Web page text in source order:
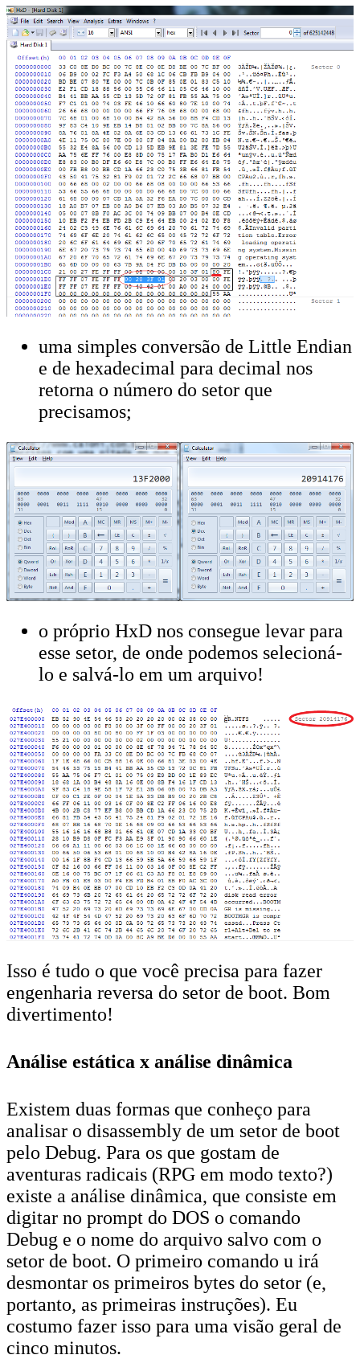
uma simples conversão de Little Endian
e de hexadecimal para decimal nos
retorna o número do setor que
precisamos;
o próprio HxD nos consegue levar para
esse setor, de onde podemos selecioná-
lo e salvá-lo em um arquivo!
Isso é tudo o que você precisa para fazer
engenharia reversa do setor de boot. Bom
divertimento!
Análise estática x análise dinâmica
Existem duas formas que conheço para
analisar o disassembly de um setor de boot
pelo Debug. Para os que gostam de
aventuras radicais (RPG em modo texto?)
existe a análise dinâmica, que consiste em
digitar no prompt do DOS o comando
Debug e o nome do arquivo salvo com o
setor de boot. O primeiro comando u irá
desmontar os primeiros bytes do setor (e,
portanto, as primeiras instruções). Eu
costumo fazer isso para uma visão geral de
cinco minutos.